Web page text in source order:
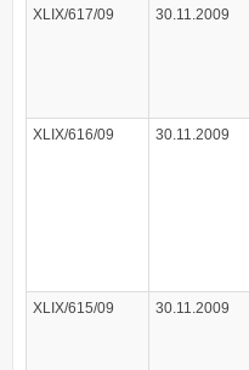
XLIX/617/09 30.11.2009
XLIX/616/09 30.11.2009
XLIX/615/09 30.11.2009